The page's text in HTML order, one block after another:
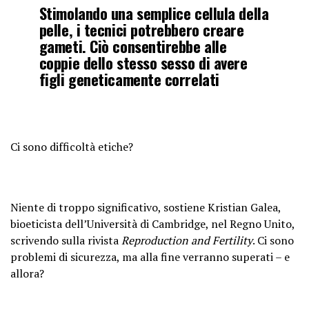
Stimolando una semplice cellula della
pelle, i tecnici potrebbero creare
gameti. Ciò consentirebbe alle
coppie dello stesso sesso di avere
figli geneticamente correlati
Ci sono difficoltà etiche?
Niente di troppo significativo, sostiene Kristian Galea,
bioeticista dell’Università di Cambridge, nel Regno Unito,
scrivendo sulla rivistaReproduction and Fertility. Ci sono
problemi di sicurezza, ma alla fine verranno superati – e
allora?